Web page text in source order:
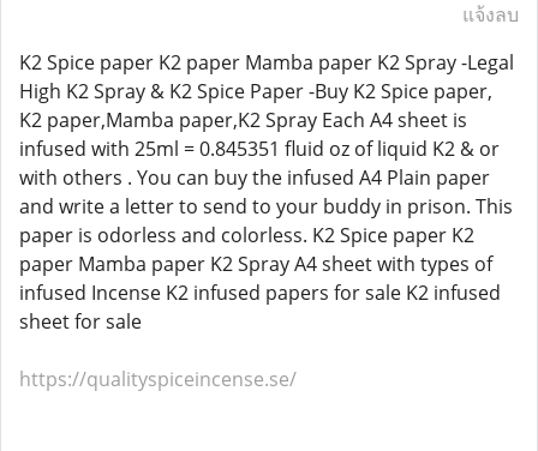
แจ้งลบ
K2 Spice paper K2 paper Mamba paper K2 Spray -Legal
High K2 Spray & K2 Spice Paper -Buy K2 Spice paper,
K2 paper,Mamba paper,K2 Spray Each A4 sheet is
infused with 25ml = 0.845351 fluid oz of liquid K2 & or
with others . You can buy the infused A4 Plain paper
and write a letter to send to your buddy in prison. This
paper is odorless and colorless. K2 Spice paper K2
paper Mamba paper K2 Spray A4 sheet with types of
infused Incense K2 infused papers for sale K2 infused
sheet for sale
https://qualityspiceincense.se/